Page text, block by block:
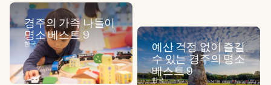
경주의 가족 나들이
명소 베스트 9
한국
예산 걱정 없이 즐길
수 있는 경주의 명소
베스트 9
한국